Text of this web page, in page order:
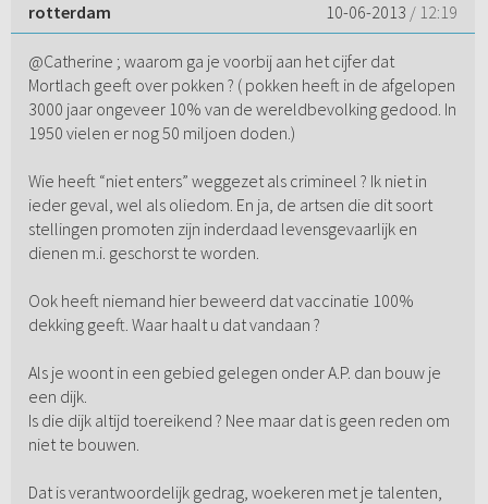
rotterdam 10-06-2013 / 12:19
@Catherine ; waarom ga je voorbij aan het cijfer dat
Mortlach geeft over pokken ? ( pokken heeft in de afgelopen
3000 jaar ongeveer 10% van de wereldbevolking gedood. In
1950 vielen er nog 50 miljoen doden.)
Wie heeft “niet enters” weggezet als crimineel ? Ik niet in
ieder geval, wel als oliedom. En ja, de artsen die dit soort
stellingen promoten zijn inderdaad levensgevaarlijk en
dienen m.i. geschorst te worden.
Ook heeft niemand hier beweerd dat vaccinatie 100%
dekking geeft. Waar haalt u dat vandaan ?
Als je woont in een gebied gelegen onder A.P. dan bouw je
een dijk.
Is die dijk altijd toereikend ? Nee maar dat is geen reden om
niet te bouwen.
Dat is verantwoordelijk gedrag, woekeren met je talenten,